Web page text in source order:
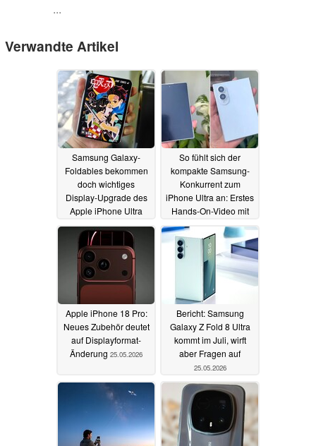
...
Verwandte Artikel
Samsung Galaxy-
Foldables bekommen
doch wichtiges
Display-Upgrade des
Apple iPhone Ultra
30.05.2026
So fühlt sich der
kompakte Samsung-
Konkurrent zum
iPhone Ultra an: Erstes
Hands-On-Video mit
Dummy
28.05.2026
Apple iPhone 18 Pro:
Neues Zubehör deutet
auf Displayformat-
Änderung 25.05.2026
Bericht: Samsung
Galaxy Z Fold 8 Ultra
kommt im Juli, wirft
aber Fragen auf
25.05.2026